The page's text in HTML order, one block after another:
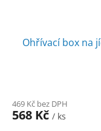
Ohřívací box na
produktu
je
469 Kč bez DPH
568 Kč / ks